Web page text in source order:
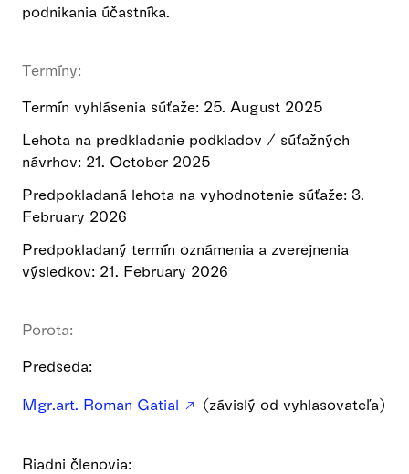
podnikania účastníka.
Termíny:
Termín vyhlásenia súťaže: 25. August 2025
Lehota na predkladanie podkladov / súťažných
návrhov: 21. October 2025
Predpokladaná lehota na vyhodnotenie súťaže: 3.
February 2026
Predpokladaný termín oznámenia a zverejnenia
výsledkov: 21. February 2026
Porota:
Predseda:
Mgr.art. Roman Gatial (závislý od vyhlasovateľa)
Riadni členovia: